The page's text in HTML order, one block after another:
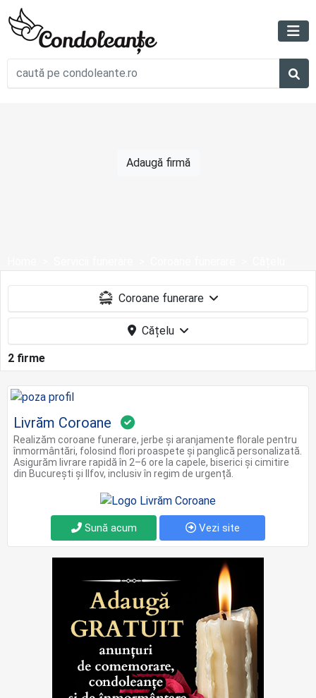
Adaugă firmă
2 firme
Livrăm Coroane
Realizăm coroane funerare, jerbe și aranjamente florale pentru
înmormântări, folosind flori proaspete și panglică personalizată.
Asigurăm livrare rapidă în 2–6 ore la capele, biserici și cimitire
din București și Ilfov, inclusiv în regim de urgență.
Sună acum Vezi site